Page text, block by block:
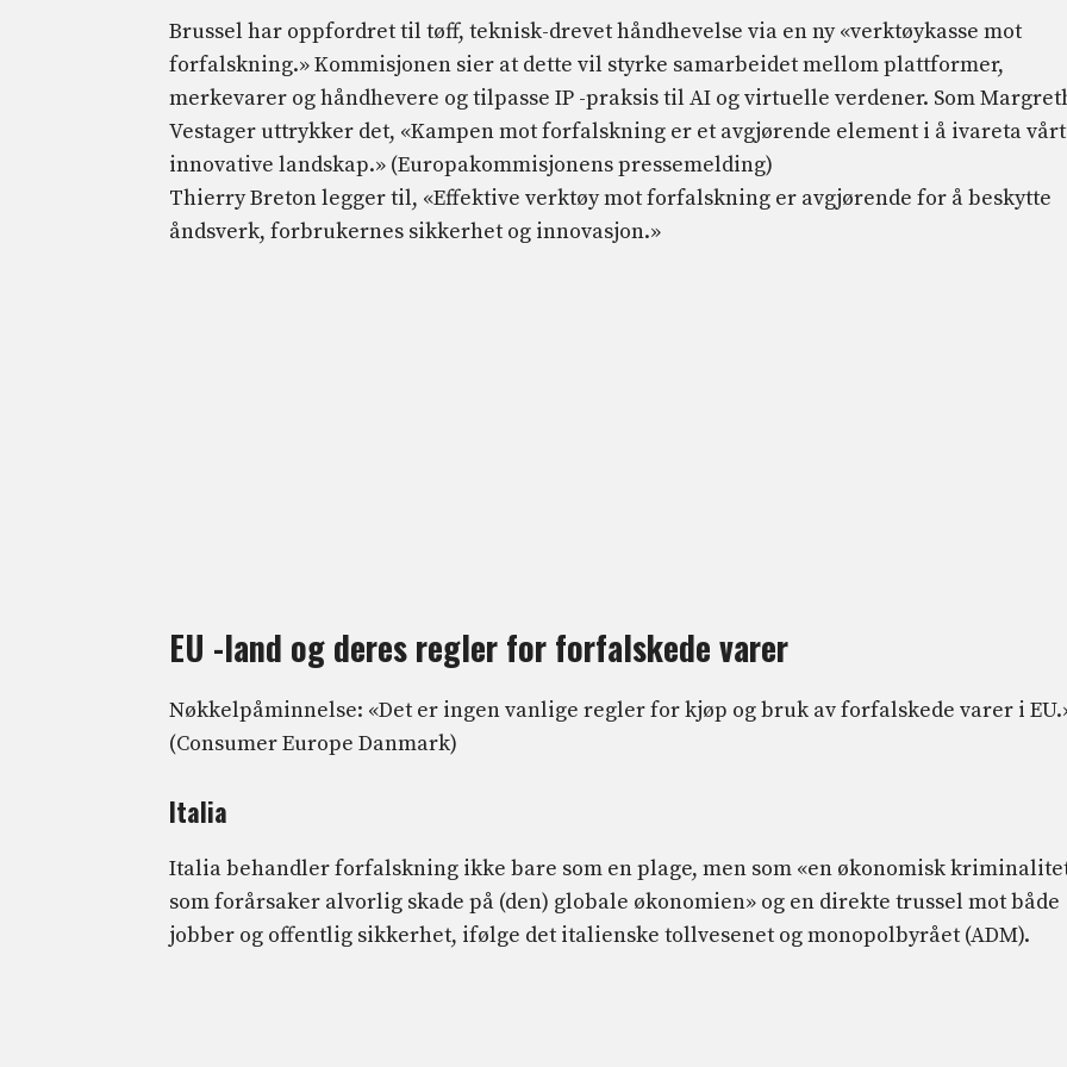
Brussel har oppfordret til tøff, teknisk-drevet håndhevelse via en ny «verktøykasse mot
forfalskning.» Kommisjonen sier at dette vil styrke samarbeidet mellom plattformer,
merkevarer og håndhevere og tilpasse IP -praksis til AI og virtuelle verdener. Som
Vestager uttrykker det, «Kampen mot forfalskning er et avgjørende element i å ivareta vårt
innovative landskap.» (Europakommisjonens pressemelding)
Thierry Breton legger til, «Effektive verktøy mot forfalskning er avgjørende for å beskytte
åndsverk, forbrukernes sikkerhet og innovasjon.»
EU -land og deres regler for forfalskede varer
Nøkkelpåminnelse: «Det er ingen vanlige regler for kjøp og bruk av forfalskede varer i
(Consumer Europe Danmark)
Italia
Italia behandler forfalskning ikke bare som en plage, men som «en økonomisk
som forårsaker alvorlig skade på (den) globale økonomien» og en direkte trussel mot både
jobber og offentlig sikkerhet, ifølge det italienske tollvesenet og monopolbyrået (ADM).